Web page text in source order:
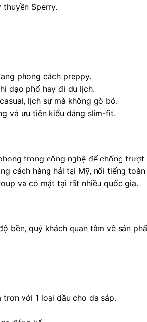
Sperry.
phong cách preppy.
dạo phố hay đi du lịch.
lịch sự mà không gò bó.
và ưu tiên kiểu dáng slim-fit.
trong công nghệ đế chống
cách hàng hải tại Mỹ, nổi tiếng
và có mặt tại rất nhiều quốc gia.
bền, quý khách quan tâm về sản
với 1 loại dầu cho da sáp.